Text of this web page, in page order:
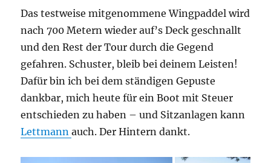
Das testweise mitgenommene Wingpaddel wird
nach 700 Metern wieder auf’s Deck geschnallt
und den Rest der Tour durch die Gegend
gefahren. Schuster, bleib bei deinem Leisten!
Dafür bin ich bei dem ständigen Gepuste
dankbar, mich heute für ein Boot mit Steuer
entschieden zu haben – und Sitzanlagen kann
Lettmannauch. Der Hintern dankt.